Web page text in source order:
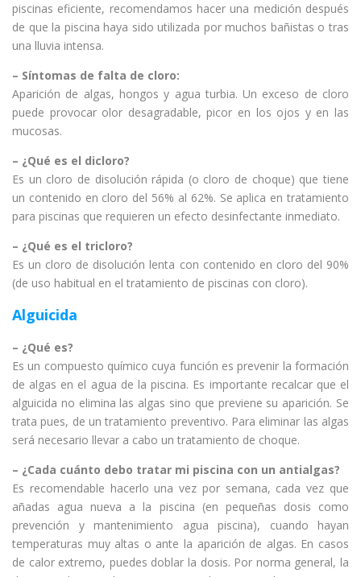
piscinas eficiente, recomendamos hacer una medición después
de que la piscina haya sido utilizada por muchos bañistas o tras
una lluvia intensa.
– Síntomas de falta de cloro:
Aparición de algas, hongos y agua turbia. Un exceso de cloro
puede provocar olor desagradable, picor en los ojos y en las
mucosas.
– ¿Qué es el dicloro?
Es un cloro de disolución rápida (o cloro de choque) que tiene
un contenido en cloro del 56% al 62%. Se aplica en tratamiento
para piscinas que requieren un efecto desinfectante inmediato.
– ¿Qué es el tricloro?
Es un cloro de disolución lenta con contenido en cloro del 90%
(de uso habitual en el tratamiento de piscinas con cloro).
Alguicida
– ¿Qué es?
Es un compuesto químico cuya función es prevenir la formación
de algas en el agua de la piscina. Es importante recalcar que el
alguicida no elimina las algas sino que previene su aparición. Se
trata pues, de un tratamiento preventivo. Para eliminar las algas
será necesario llevar a cabo un tratamiento de choque.
– ¿Cada cuánto debo tratar mi piscina con un antialgas?
Es recomendable hacerlo una vez por semana, cada vez que
añadas agua nueva a la piscina (en pequeñas dosis como
prevención y mantenimiento agua piscina), cuando hayan
temperaturas muy altas o ante la aparición de algas. En casos
de calor extremo, puedes doblar la dosis. Por norma general, la